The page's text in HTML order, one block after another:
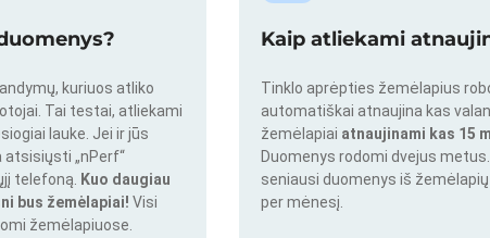
kuriuos atliko
Tai testai, atliekami
lauke. Jei ir jūs
„nPerf“
telefoną.
Kuo daugiau
bus žemėlapiai! Visi
žemėlapiuose.
Kaip atliekami
Tinklo aprėpties žemėlapius
automatiškai atnaujina kas
žemėlapiai atnaujinami kas 15
Duomenys rodomi dvejus
seniausi duomenys iš
per mėnesį.